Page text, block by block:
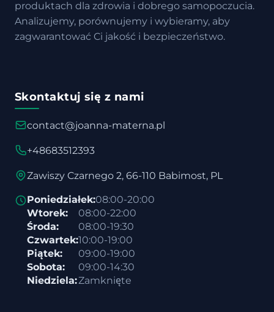
produktach dla zdrowia i dobrego samopoczucia.
Analizujemy, porównujemy i wybieramy, aby
zagwarantować Ci jakość i bezpieczeństwo.
Skontaktuj się z nami
contact@joanna-materna.pl
+48683512393
Zawiszy Czarnego 2, 66-110 Babimost, PL
Poniedziałek:08:00-20:00
Wtorek:
08:00-22:00
Środa:
08:00-19:30
Czwartek:10:00-19:00
Piątek:
09:00-19:00
Sobota:
09:00-14:30
Niedziela:Zamknięte